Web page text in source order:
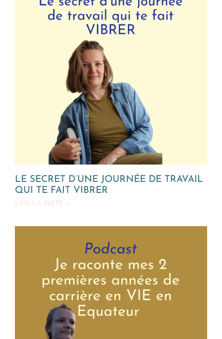
LE SECRET D’UNE JOURNÉE DE TRAVAIL
QUI TE FAIT VIBRER
LIRE LA SUITE »